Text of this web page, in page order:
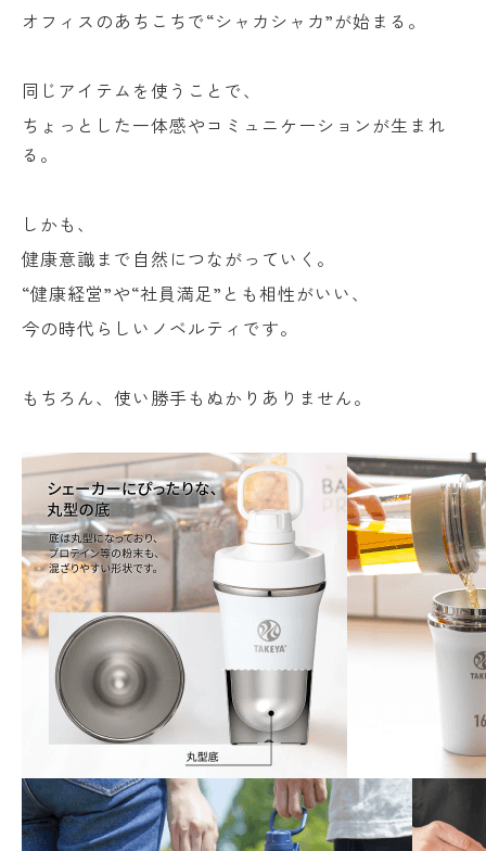
オフィスのあちこちで“シャカシャカ”が始まる。
同じアイテムを使うことで、
ちょっとした一体感やコミュニケーションが生まれ
る。
しかも、
健康意識まで自然につながっていく。
“健康経営”や“社員満足”とも相性がいい、
今の時代らしいノベルティです。
もちろん、使い勝手もぬかりありません。